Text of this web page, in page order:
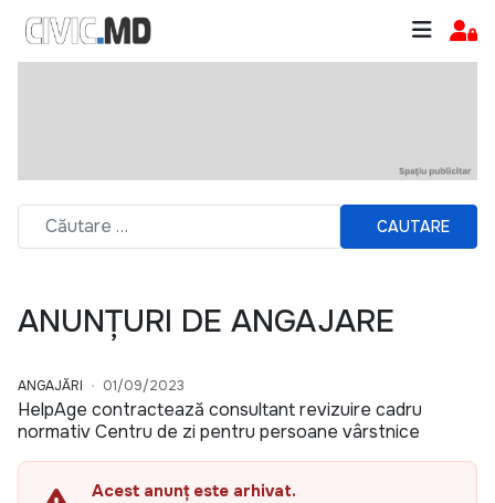
CAUTARE
ANUNȚURI DE ANGAJARE
ANGAJĂRI 01/09/2023
HelpAge contractează consultant revizuire cadru
normativ Centru de zi pentru persoane vârstnice
Acest anunț este arhivat.